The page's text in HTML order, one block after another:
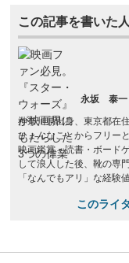
この記事を書いた人
永坂 泰一
神奈川県出身、東京都在住
ひょんなことからフリー
映画鑑賞・読書・ボード
して浪人した後、靴の専
「なんでもアリ」な経験
このライ